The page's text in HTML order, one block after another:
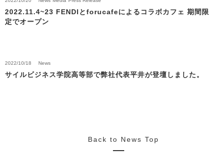
2022.11.4~23 FENDIとforucafeによるコラボカフェ 期間限
定でオープン